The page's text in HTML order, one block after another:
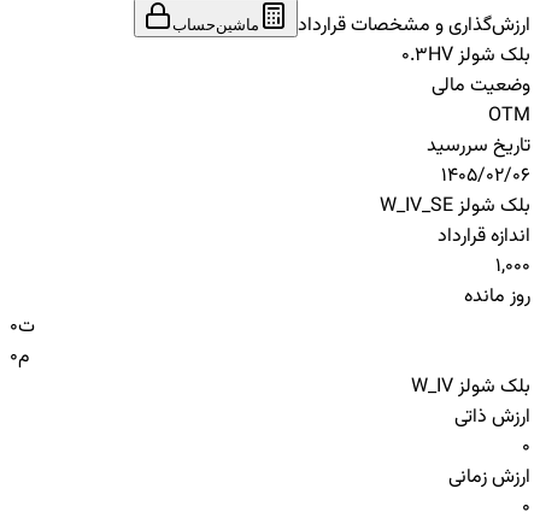
ارزش‌گذاری و مشخصات قرارداد
ماشین‌حساب
بلک شولز HV
0.3
وضعیت مالی
OTM
تاریخ سررسید
1405/02/06
بلک شولز W_IV_SE
اندازه قرارداد
1,000
روز مانده
0ت
0م
بلک شولز W_IV
ارزش ذاتی
0
ارزش زمانی
0